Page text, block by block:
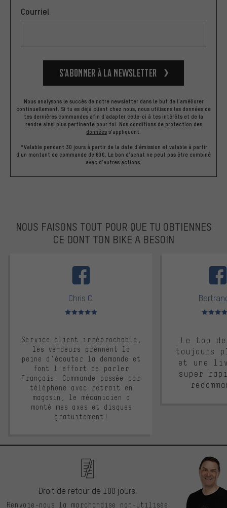
Courriel
S’abonner à la newsletter
Nous analysons le succès de notre newsletter dans le but de l'améliorer
continuellement. Si tu es déjà client chez nous, nous utilisons les données de
tes dernières commandes afin d'adapter celle-ci à tes intérêts et de la
rendre ainsi plus pertinente pour toi. Nos conditions de protection des
données s'appliquent.
*Valable pendant 30 jours à partir de la date d'émission et valable à partir
d'un montant de commande de 60€. Le bon d'achat ne peut pas être combiné
avec d'autres actions.
NOUS FAISONS TOUT POUR QUE TU OBTIENNES
CE DONT TON BIKE A BESOIN
Chris C.
Note moyenne : 5 sur 5
Service client irréprochable,
les vendeurs prennent la
peine d'écouter la demande et
font l'effort de parler
Français. Commande passée par
téléphone avec retrait en
magasin, le mécanicien a
monté mes axes et disques
gratuitement!
Note
Le top
toujours
et une
super
Droit de retour de 100 jours.
Renvoie-nous la marchandise non-utilisée